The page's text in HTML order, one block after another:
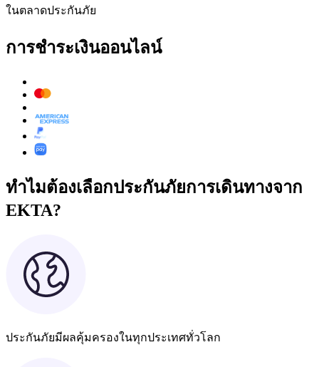
ในตลาดประกันภัย
การชำระเงินออนไลน์
ทำไมต้องเลือกประกันภัยการเดินทางจาก
EKTA?
ประกันภัยมีผลคุ้มครองในทุกประเทศทั่วโลก